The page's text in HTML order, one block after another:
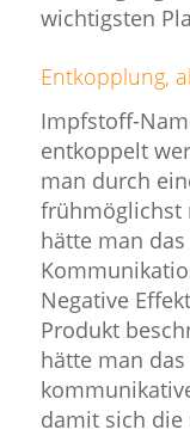
wichtigsten
Entkopplung,
Impfstoff-
entkoppelt
man durch
frühmöglichst
hätte man
Negative
Produkt
hätte man
damit sich die